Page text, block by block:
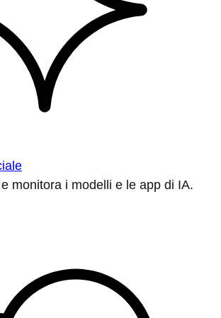
monitora i modelli e le app di IA.